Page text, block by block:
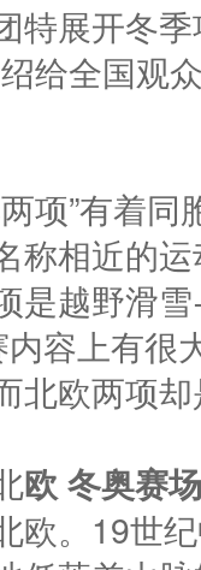
特展开冬
给全国观
项”有着
称相近的
是越野滑
容上有很
北欧两项
欧 冬奥赛
欧。19世